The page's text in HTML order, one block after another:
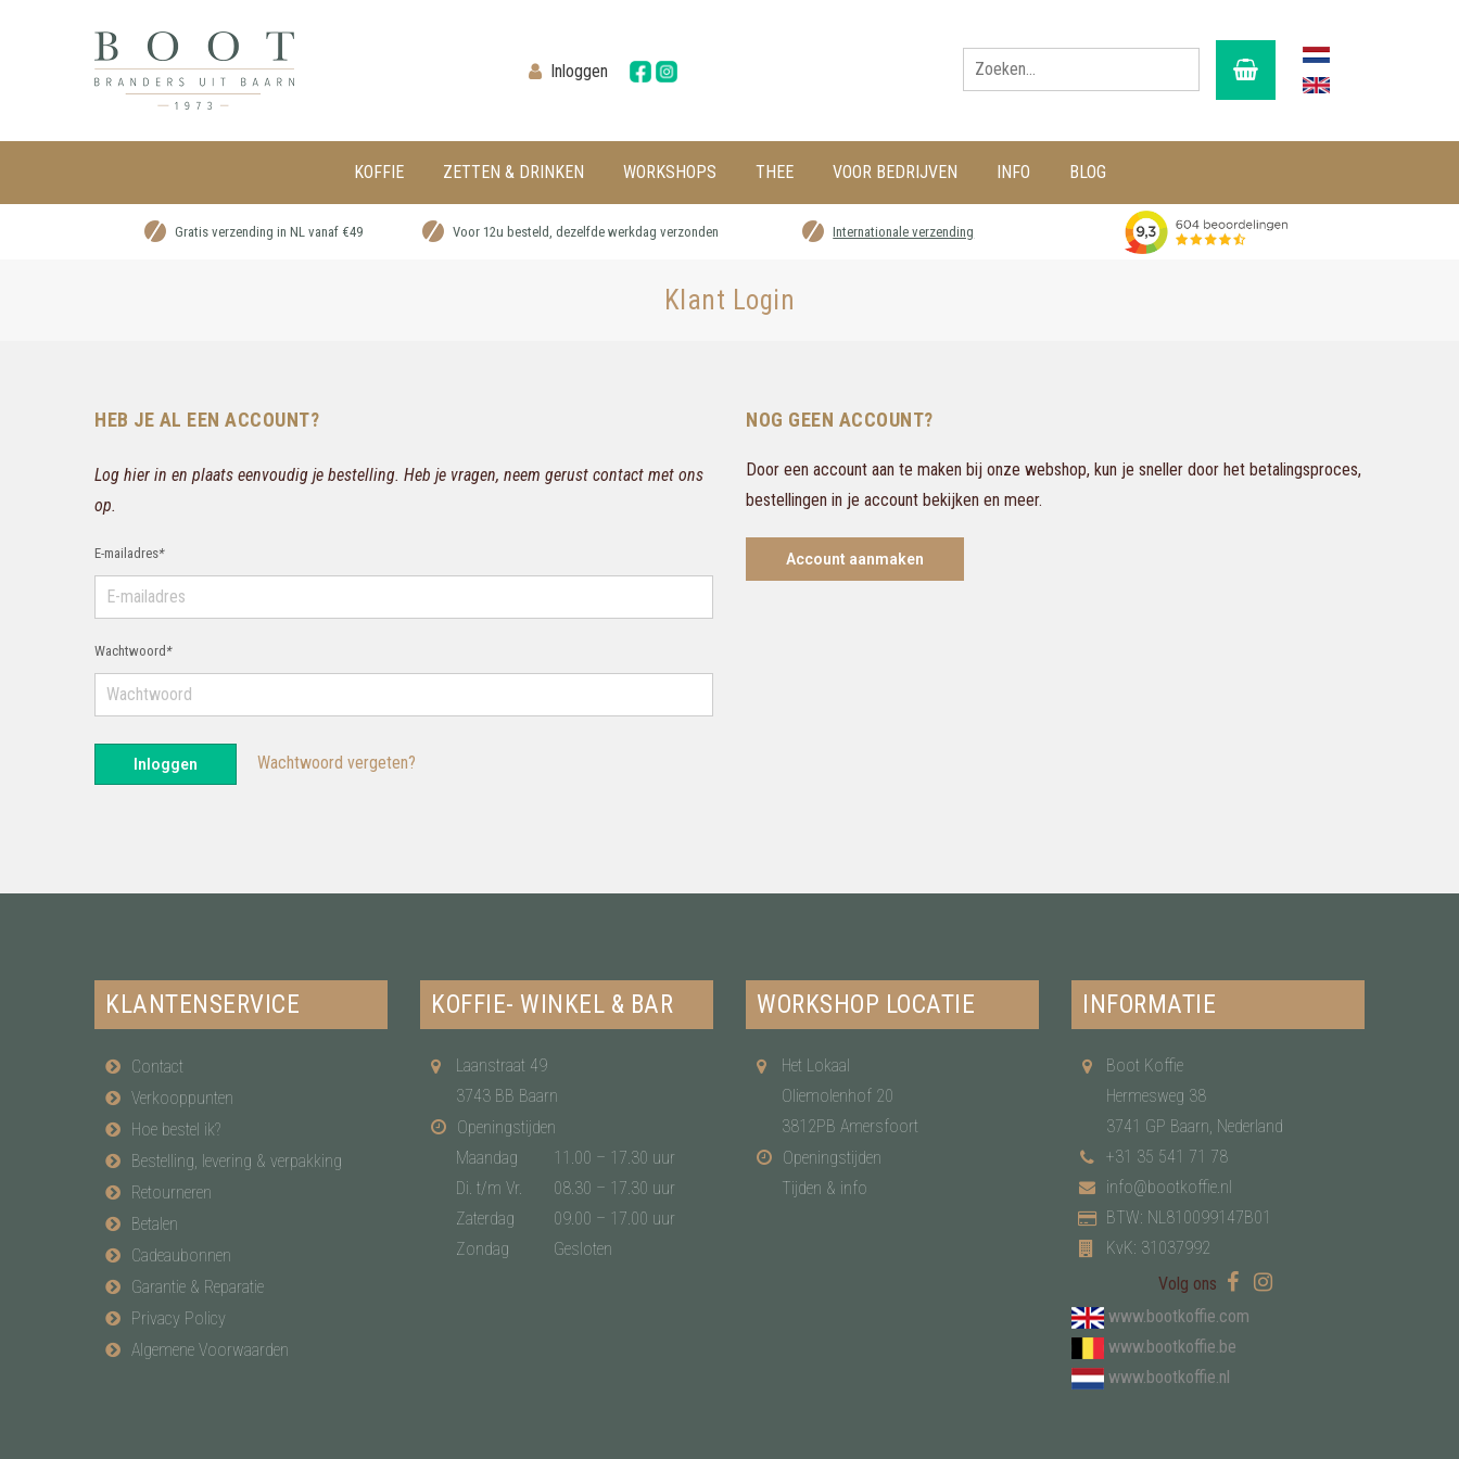
Inloggen
KOFFIE ZETTEN & DRINKEN WORKSHOPS THEE VOOR BEDRIJVEN INFO BLOG
Gratis verzending in NL vanaf €49 Voor 12u besteld, dezelfde werkdag verzonden Internationale verzending
Klant Login
HEB JE AL EEN ACCOUNT?
Log hier in en plaats eenvoudig je bestelling. Heb je vragen, neem gerust contact met ons
op.
E-mailadres*
Wachtwoord *
Inloggen Wachtwoord vergeten?
NOG GEEN ACCOUNT?
Door een account aan te maken bij onze webshop, kun je sneller door het betalingsproces,
bestellingen in je account bekijken en meer.
Account aanmaken
KLANTENSERVICE
Contact
Verkooppunten
Hoe bestel ik?
Bestelling, levering & verpakking
Retourneren
Betalen
Cadeaubonnen
Garantie & Reparatie
Privacy Policy
Algemene Voorwaarden
KOFFIE- WINKEL & BAR
Laanstraat 49
3743 BB Baarn
Openingstijden
Maandag
11.00 – 17.30 uur
Di. t/m Vr.
08.30 – 17.30 uur
Zaterdag
09.00 – 17.00 uur
Zondag
Gesloten
WORKSHOP LOCATIE
Het Lokaal
Oliemolenhof 20
3812PB Amersfoort
Openingstijden
Tijden & info
INFORMATIE
Boot Koffie
Hermesweg 38
3741 GP Baarn, Nederland
+31 35 541 71 78
info@bootkoffie.nl
BTW: NL810099147B01
KvK: 31037992
Volg ons
www.bootkoffie.com
www.bootkoffie.be
www.bootkoffie.nl